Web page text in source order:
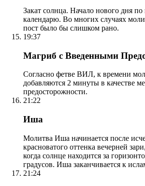
Закат солнца. Начало нового дня
календарю. Во многих случаях
пост было бы слишком рано.
19:37
Магриб с Введенными
Согласно фетве ВИЛ, к времени
добавляются 2 минуты в качестве
предосторожности.
21:22
Иша
Молитва Иша начинается после
красноватого оттенка вечерней
когда солнце находится за
градусов. Иша заканчивается к
21:24